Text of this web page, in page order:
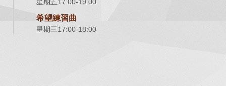
希望練習曲
星期三17:00-18:00